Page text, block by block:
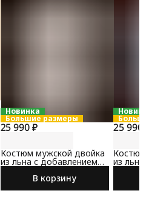
Новинка
Большие размеры
25 990 ₽
Костюм мужской двойка
из льна с добавлением
хлопка бежевого цвета
В корзину
25 990
Костюм
из льна
хлопка